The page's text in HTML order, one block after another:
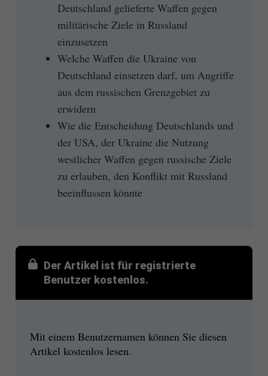
Deutschland gelieferte Waffen gegen
militärische Ziele in Russland
einzusetzen
Welche Waffen die Ukraine von
Deutschland einsetzen darf, um Angriffe
aus dem russischen Grenzgebiet zu
erwidern
Wie die Entscheidung Deutschlands und
der USA, der Ukraine die Nutzung
westlicher Waffen gegen russische Ziele
zu erlauben, den Konflikt mit Russland
beeinflussen könnte
Der Artikel ist für registrierte
Benutzer kostenlos.
Mit einem Benutzernamen können Sie diesen
Artikel kostenlos lesen.